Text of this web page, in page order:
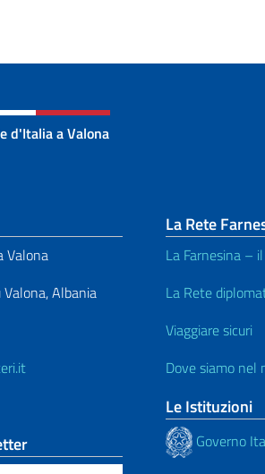
d'Italia a Valona
Valona
Valona, Albania
La Rete
La Farnesina –
La Rete
Viaggiare sicuri
Dove siamo nel
Le Istituzioni
Governo